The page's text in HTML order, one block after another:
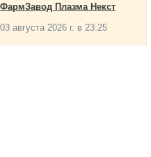
ФармЗавод Плазма Некст
03 августа 2026 г. в 23:25